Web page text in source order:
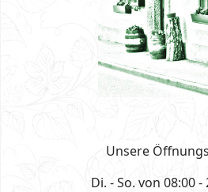
Unsere
Di. - So. von 08:00